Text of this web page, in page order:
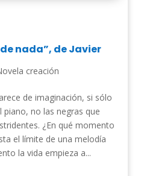
nada”, de Javier
creación
de imaginación, si sólo
piano, no las negras que
¿En qué momento
el límite de una melodía
la vida empieza a...